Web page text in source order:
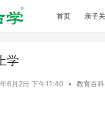
首页 亲子
学
6月2日 下午11:40 • 教育百科